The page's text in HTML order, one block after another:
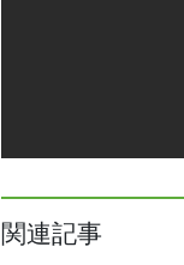
関連記事